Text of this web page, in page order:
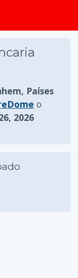
Países
o
2026